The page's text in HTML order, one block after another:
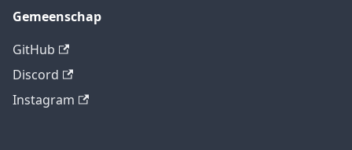
Gemeenschap
GitHub
Discord
Instagram